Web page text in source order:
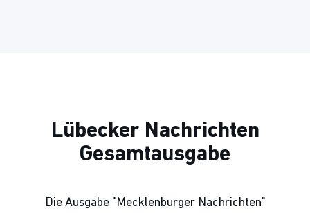
Lübecker Nachrichten
Gesamtausgabe
Die Ausgabe "Mecklenburger Nachrichten"